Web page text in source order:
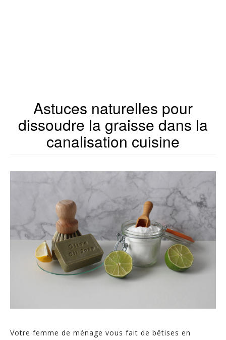
Astuces naturelles pour
dissoudre la graisse dans la
canalisation cuisine
Votre femme de ménage vous fait de bêtises en